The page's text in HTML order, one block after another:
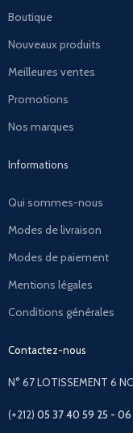
Boutique
Nouveaux produits
Meilleures ventes
Promotions
Nos marques
Informations
Qui sommes-nous
Modes de livraison
Modes de paiement
Mentions légales
Conditions générales
Contactez-nous
N° 67 LOTISSEMENT 6
(+212)05 37 40 59 25 -